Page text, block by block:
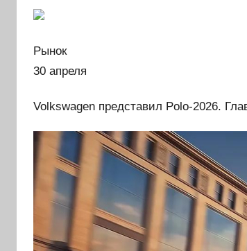
Рынок
30 апреля
Volkswagen представил Polo-2026.